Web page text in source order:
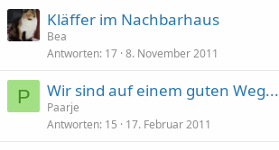
Kläffer im Nachbarhaus
Bea
Antworten 17 8. November 2011
P Wir sind auf einem guten Weg...
Paarje
Antworten 15 17. Februar 2011